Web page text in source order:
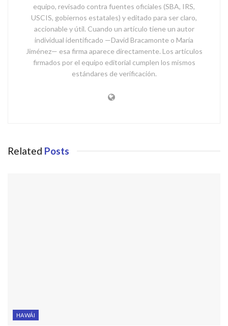
equipo, revisado contra fuentes oficiales (SBA, IRS,
USCIS, gobiernos estatales) y editado para ser claro,
accionable y útil. Cuando un artículo tiene un autor
individual identificado —David Bracamonte o María
Jiménez— esa firma aparece directamente. Los artículos
firmados por el equipo editorial cumplen los mismos
estándares de verificación.
Related Posts
HAWÁI